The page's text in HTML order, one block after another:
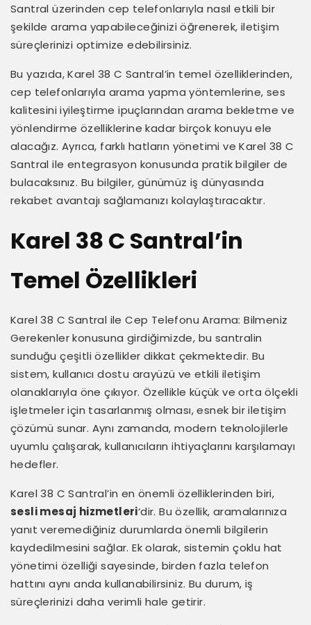
Santral üzerinden cep telefonlarıyla nasıl etkili bir
şekilde arama yapabileceğinizi öğrenerek, iletişim
süreçlerinizi optimize edebilirsiniz.
Bu yazıda, Karel 38 C Santral’in temel özelliklerinden,
cep telefonlarıyla arama yapma yöntemlerine, ses
kalitesini iyileştirme ipuçlarından arama bekletme ve
yönlendirme özelliklerine kadar birçok konuyu ele
alacağız. Ayrıca, farklı hatların yönetimi ve Karel 38 C
Santral ile entegrasyon konusunda pratik bilgiler de
bulacaksınız. Bu bilgiler, günümüz iş dünyasında
rekabet avantajı sağlamanızı kolaylaştıracaktır.
Karel 38 C Santral’in
Temel Özellikleri
Karel 38 C Santral ile Cep Telefonu Arama: Bilmeniz
Gerekenler konusuna girdiğimizde, bu santralin
sunduğu çeşitli özellikler dikkat çekmektedir. Bu
sistem, kullanıcı dostu arayüzü ve etkili iletişim
olanaklarıyla öne çıkıyor. Özellikle küçük ve orta ölçekli
işletmeler için tasarlanmış olması, esnek bir iletişim
çözümü sunar. Aynı zamanda, modern teknolojilerle
uyumlu çalışarak, kullanıcıların ihtiyaçlarını karşılamayı
hedefler.
Karel 38 C Santral’in en önemli özelliklerinden biri,
sesli mesaj hizmetleri‘dir. Bu özellik, aramalarınıza
yanıt veremediğiniz durumlarda önemli bilgilerin
kaydedilmesini sağlar. Ek olarak, sistemin çoklu hat
yönetimi özelliği sayesinde, birden fazla telefon
hattını aynı anda kullanabilirsiniz. Bu durum, iş
süreçlerinizi daha verimli hale getirir.